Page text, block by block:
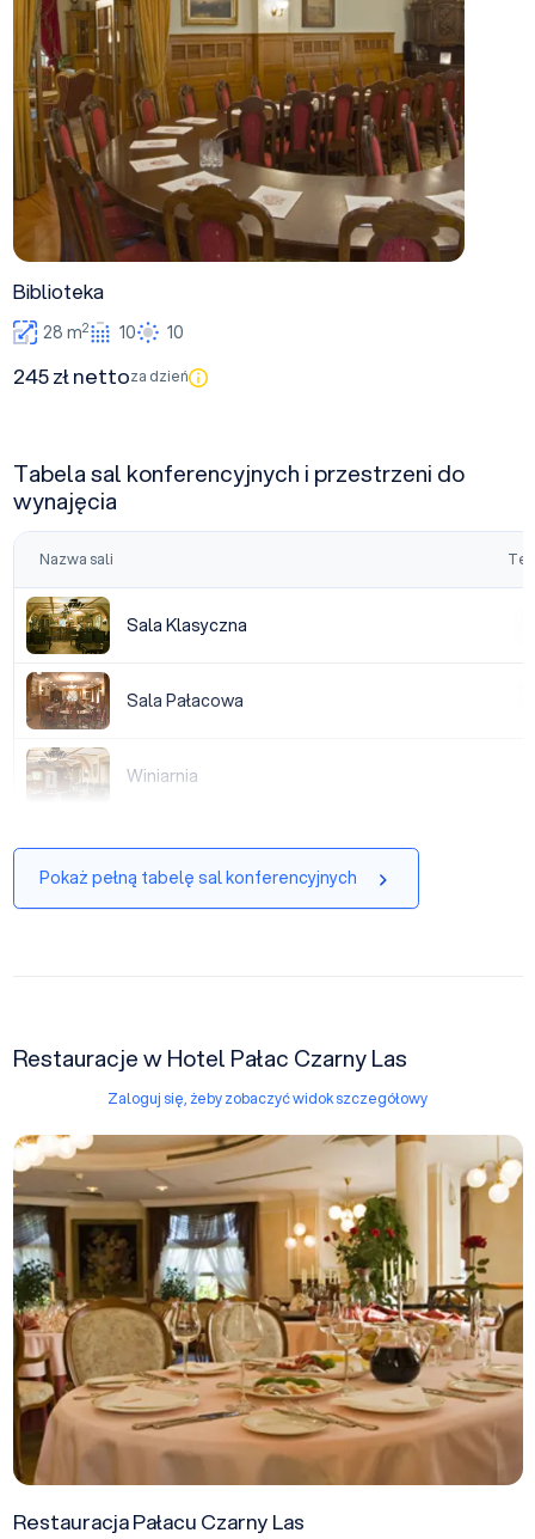
Biblioteka
28 m2 10 10
245 zł nettoza dzień
Tabela sal konferencyjnych i przestrzeni do
wynajęcia
Nazwa sali
Sala Klasyczna
Sala Klasyczna
Sala Pałacowa
Sala Pałacowa
Winiarnia
Winiarnia
Pokaż pełną tabelę sal konferencyjnych
Restauracje w Hotel Pałac Czarny Las
Zaloguj się, żeby zobaczyć widok szczegółowy
Restauracja Pałacu Czarny Las